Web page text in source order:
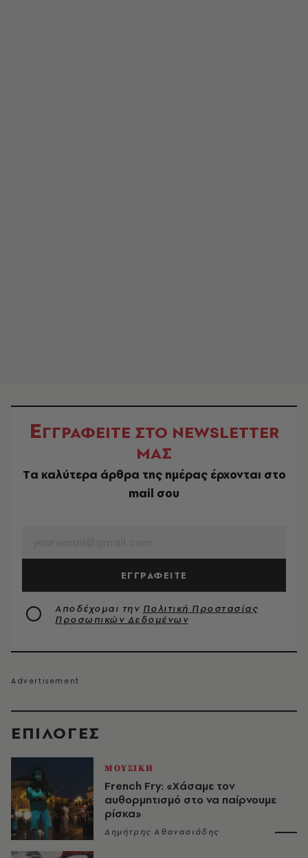
EΠΙΛΟΓΈΣ
ΜΟΥΣΙΚΗ
French Fry: «Χάσαμε τον
αυθορμητισμό στο να παίρνουμε
ρίσκα»
Δημήτρης Αθανασιάδης
ΕΓΓΡΑΦΕΙΤΕ ΣΤΟ NEWSLETTER
ΜΑΣ
Tα καλύτερα άρθρα της ημέρας έρχονται στο
mail σου
ΕΓΓΡΑΦΕΙΤΕ
Αποδέχομαι την Πολιτική Προστασίας
Προσωπικών Δεδομένων